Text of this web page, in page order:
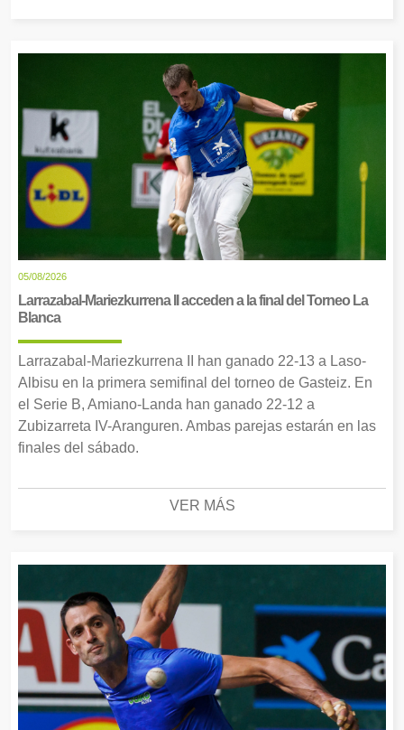
05/08/2026
Larrazabal-Mariezkurrena II acceden a la final del Torneo La
Blanca
Larrazabal-Mariezkurrena II han ganado 22-13 a Laso-
Albisu en la primera semifinal del torneo de Gasteiz. En
el Serie B, Amiano-Landa han ganado 22-12 a
Zubizarreta IV-Aranguren. Ambas parejas estarán en las
finales del sábado.
VER MÁS